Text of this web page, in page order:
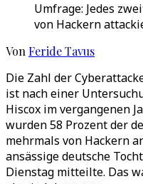
Umfrage: Jedes
von Hackern
Von Feride Tavus
Die Zahl der
ist nach einer
Hiscox im vergangenen
wurden 58 Prozent der
mehrmals von Hackern
ansässige deutsche
Dienstag mitteilte. Das